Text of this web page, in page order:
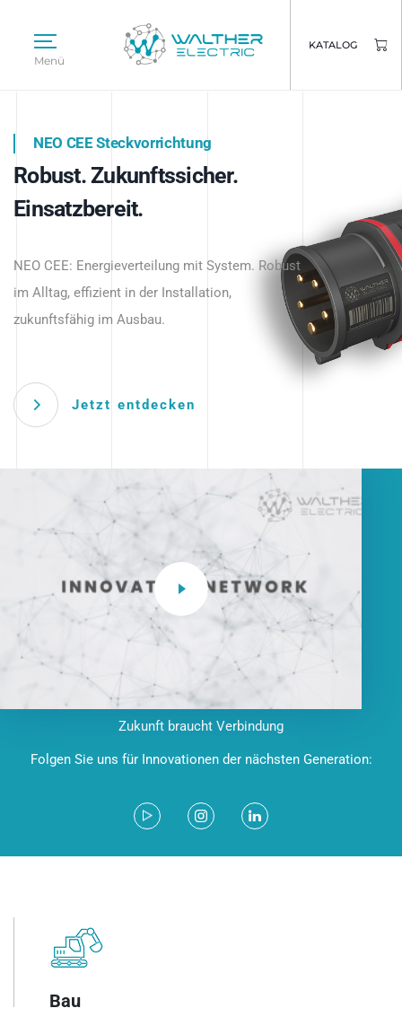
Menü
KATALOG
Intelligente Stromverteilung
beginnt hier.
NEO CEE Steckvorrichtung
Robust. Zukunftssicher.
Einsatzbereit.
NEO CEE: Energieverteilung mit System. Robust
im Alltag, effizient in der Installation,
zukunftsfähig im Ausbau.
Jetzt entdecken
Intelligenz trifft Energie.
Anwendungen – robust, IP-geschützt und
zukunftsfähig.
Zukunft braucht Verbindung
Folgen Sie uns für Innovationen der nächsten Generation:
Bau